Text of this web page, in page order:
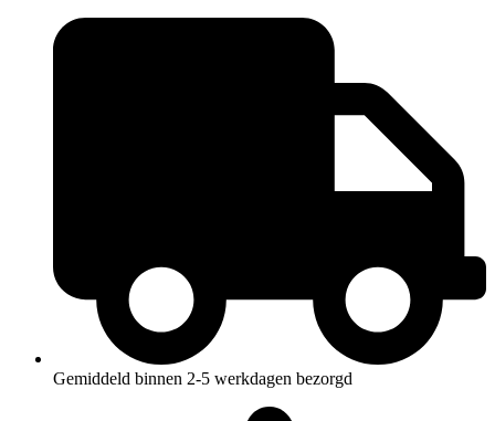
Gemiddeld binnen 2-5 werkdagen bezorgd